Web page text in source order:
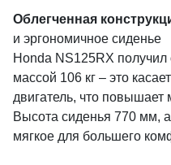
Облегченная
и эргономичное сиденье
Honda NS125RX получил
массой 106 кг – это
двигатель, что повышает
Высота сиденья 770 мм,
мягкое для большего